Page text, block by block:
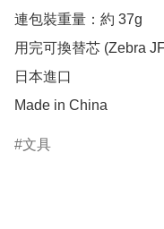
連包裝重量：約 37g
用完可換替芯 (Zebra
日本進口
Made in China
文具